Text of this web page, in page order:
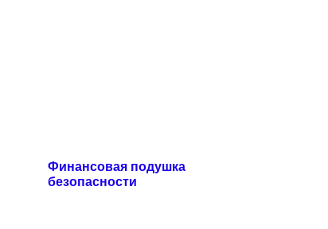
Финансовая подушка
безопасности